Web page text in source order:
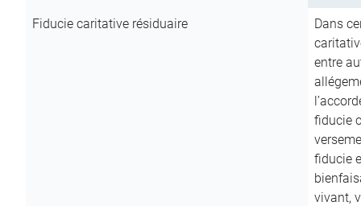
Fiducie caritative résiduaire
Dans
entre
fiducie
fiducie
vivant,